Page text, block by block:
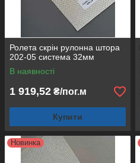
Ролета скрін рулонна штора
202-05 система 32мм
В наявності
1 919,52 ₴/пог.м
Купити
Новинка